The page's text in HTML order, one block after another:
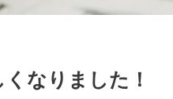
なりました！